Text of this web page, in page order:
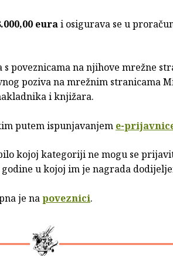
eurai osigurava se u
poveznicama na njihove mrežne
poziva na mrežnim stranicama
i knjižara.
putem ispunjavanjem e-
kojoj kategoriji ne mogu se
u kojoj im je nagrada
je napoveznici.